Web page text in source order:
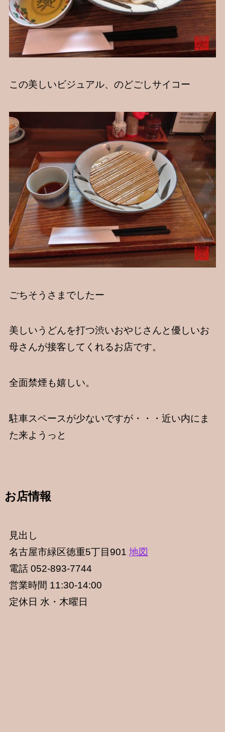
この美しいビジュアル、のどごしサイコー
ごちそうさまでしたー
美しいうどんを打つ渋いおやじさんと優しいお
母さんが接客してくれるお店です。
全面禁煙も嬉しい。
駐車スペースが少ないですが・・・近い内にま
た来ようっと
お店情報
見出し
名古屋市緑区徳重5丁目901 地図
電話 052-893-7744
営業時間 11:30-14:00
定休日 水・木曜日